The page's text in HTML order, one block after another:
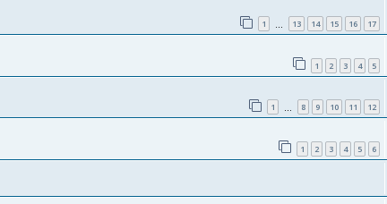
1 13 14 15 16 17
1 2 3 4 5
1 8 9 10 11 12
1 2 3 4 5 6